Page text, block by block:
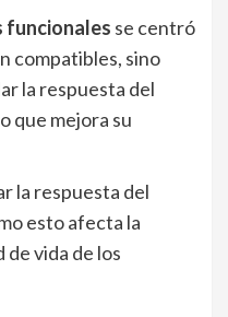
funcionales se centró
compatibles, sino
la respuesta del
que mejora su
la respuesta del
esto afecta la
de vida de los